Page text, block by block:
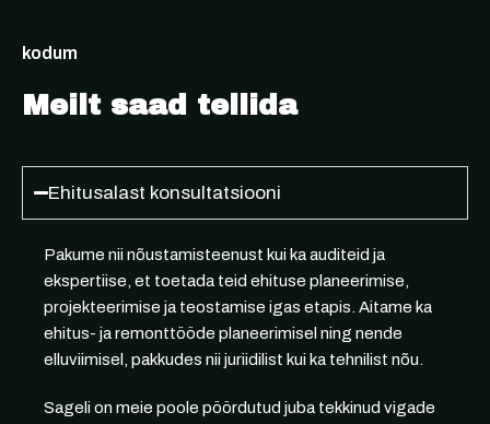
kodum
Meilt saad tellida
Ehitusalast konsultatsiooni
Pakume nii nõustamisteenust kui ka auditeid ja
ekspertiise, et toetada teid ehituse planeerimise,
projekteerimise ja teostamise igas etapis. Aitame ka
ehitus- ja remonttööde planeerimisel ning nende
elluviimisel, pakkudes nii juriidilist kui ka tehnilist nõu.
Sageli on meie poole pöördutud juba tekkinud vigade